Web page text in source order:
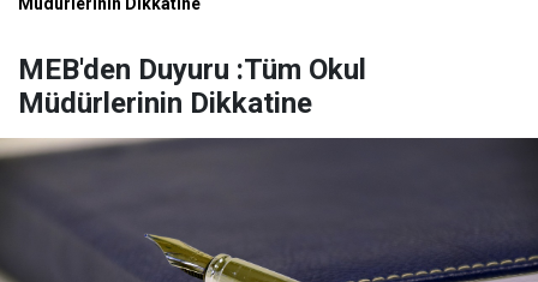
MEB'den Duyuru :Tüm Okul
Müdürlerinin Dikkatine